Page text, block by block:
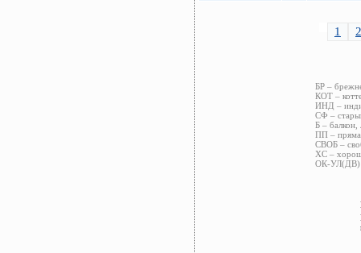
1 2
БР –
КОТ –
ИНД –
СФ –
Б –
ПП –
СВОБ –
ХС –
ОК-УЛ(ДВ)